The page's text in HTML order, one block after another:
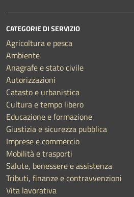
CATEGORIE DI SERVIZIO
Agricoltura e pesca
Ambiente
Anagrafe e stato civile
Autorizzazioni
Catasto e urbanistica
Cultura e tempo libero
Educazione e formazione
Giustizia e sicurezza pubblica
Imprese e commercio
Mobilità e trasporti
Salute, benessere e assistenza
Tributi, finanze e contravvenzioni
Vita lavorativa